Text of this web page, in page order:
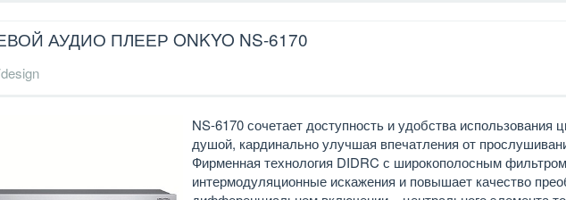
АУДИО ПЛЕЕР ONKYO NS-6170
NS-6170 сочетает доступность и удобства использования
душой, кардинально улучшая впечатления от
Фирменная технология DIDRC с широкополосным
интермодуляционные искажения и повышает качество